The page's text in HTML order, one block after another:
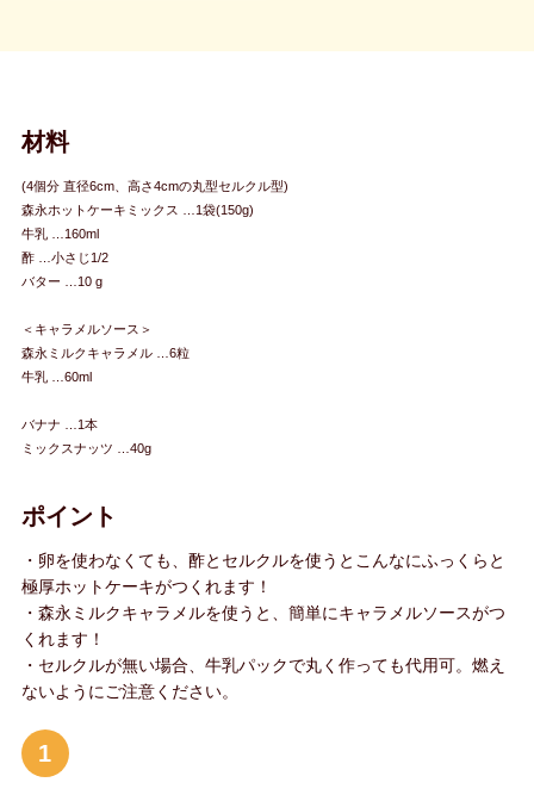
材料
(4個分 直径6cm、高さ4cmの丸型セルクル型)
森永ホットケーキミックス …1袋(150g)
牛乳 …160ml
酢 …小さじ1/2
バター …10 g
＜キャラメルソース＞
森永ミルクキャラメル …6粒
牛乳 …60ml
バナナ …1本
ミックスナッツ …40g
ポイント
・卵を使わなくても、酢とセルクルを使うとこんなにふっくらと
極厚ホットケーキがつくれます！
・森永ミルクキャラメルを使うと、簡単にキャラメルソースがつ
くれます！
・セルクルが無い場合、牛乳パックで丸く作っても代用可。燃え
ないようにご注意ください。
1